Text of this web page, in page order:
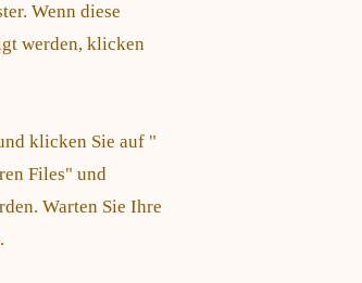
Wenn diese
werden, klicken
klicken Sie auf "
Files" und
Warten Sie Ihre